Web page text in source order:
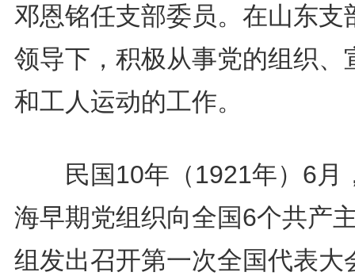
邓恩铭任支部委员。在山东支
领导下，积极从事党的组织、
和工人运动的工作。
民国10年（1921年）6月
海早期党组织向全国6个共产
组发出召开第一次全国代表大